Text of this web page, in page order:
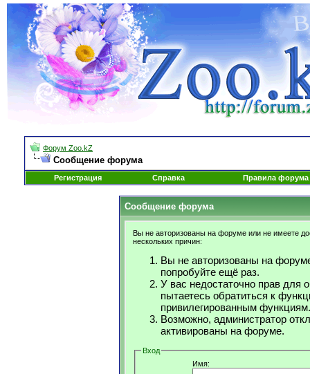
Форум Zoo.kZ
Сообщение форума
Регистрация Справка Правила форума
Сообщение форума
Вы не авторизованы на форуме или не имеете
нескольких причин:
Вы не авторизованы на
попробуйте ещё раз.
У вас недостаточно прав для
пытаетесь обратиться к
привилегированным функциям.
Возможно, администратор
активированы на форуме.
Вход
Имя: